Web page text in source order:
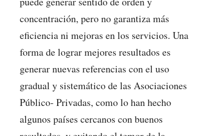
concentración, pero no garantiza más
eficiencia ni mejoras en los servicios. Una
forma de lograr mejores resultados es
generar nuevas referencias con el uso
gradual y sistemático de las Asociaciones
Público- Privadas, como lo han hecho
algunos países cercanos con buenos